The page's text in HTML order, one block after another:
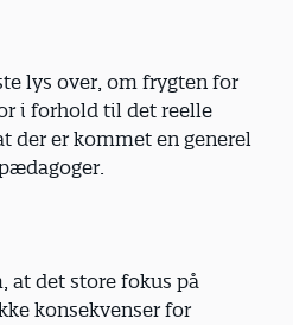
lys over, om frygten for
i forhold til det reelle
der er kommet en generel
at det store fokus på
konsekvenser for